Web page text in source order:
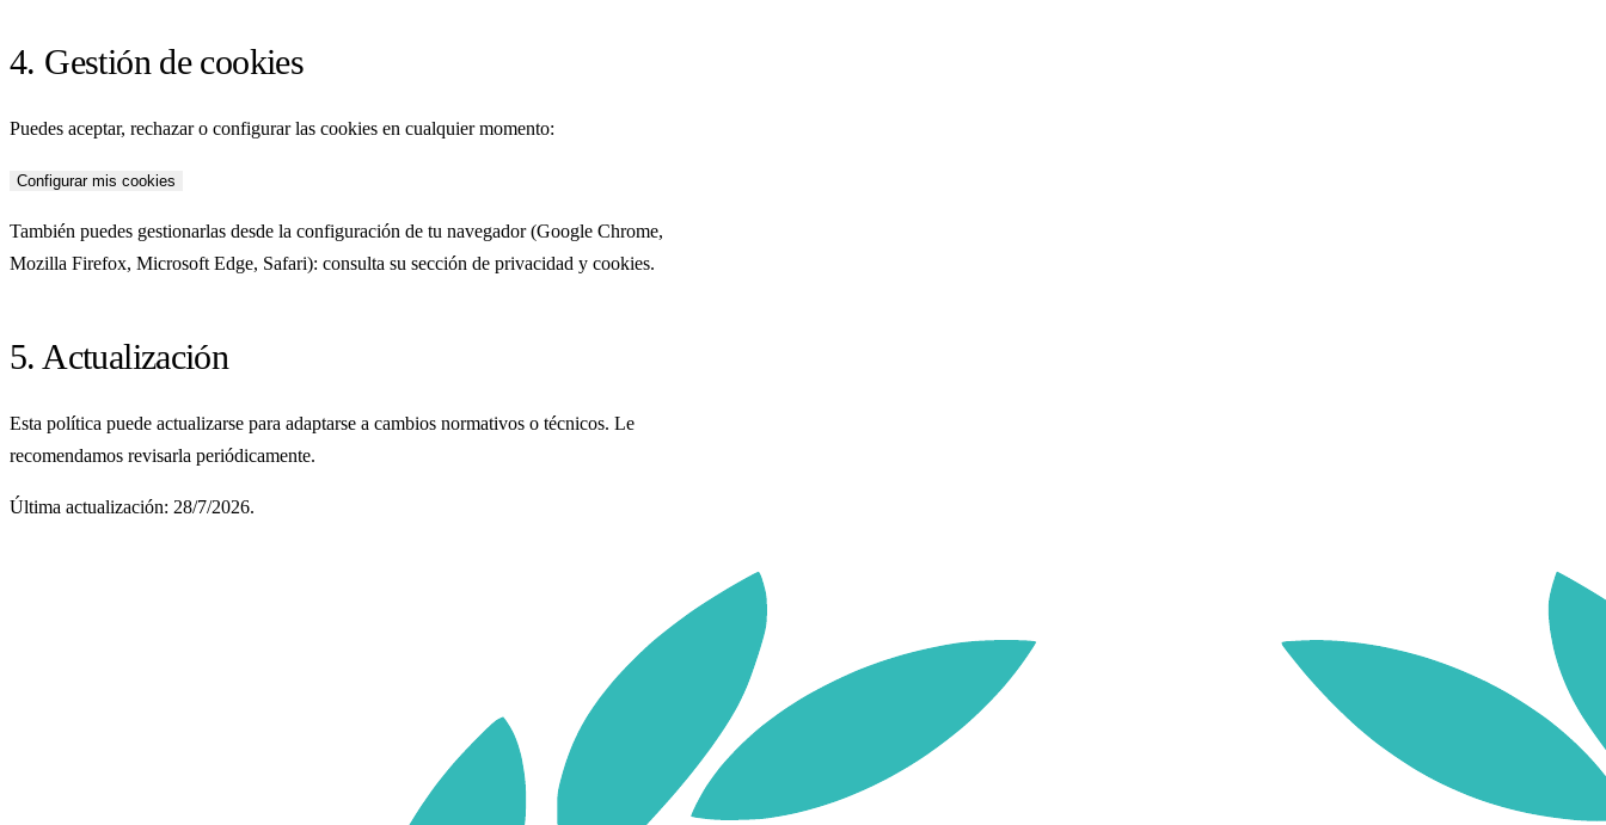
4. Gestión de cookies
Puedes aceptar, rechazar o configurar las cookies en cualquier momento:
Configurar mis cookies
También puedes gestionarlas desde la configuración de tu navegador (Google Chrome,
Mozilla Firefox, Microsoft Edge, Safari): consulta su sección de privacidad y cookies.
5. Actualización
Esta política puede actualizarse para adaptarse a cambios normativos o técnicos. Le
recomendamos revisarla periódicamente.
Última actualización: 28/7/2026.